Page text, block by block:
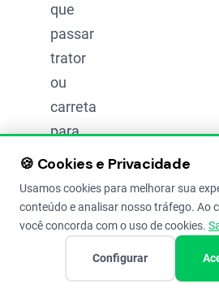
que
passar
trator
ou
carreta
para
levar
insumo
e tirar
a
colheita.
Caminhos
🍪 Cookies e Privacidade
Usamos cookies para melhorar sua
conteúdo e analisar nosso tráfego. Ao
você concorda com o uso de cookies.
Configurar